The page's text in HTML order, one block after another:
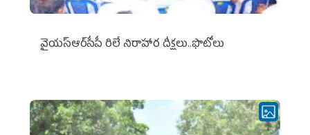
వైయ‌స్ఆర్‌సీపీ రిలే నిరాహార దీక్షలు..ఫొటోలు